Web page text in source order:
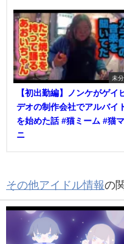
未
【初出勤編】ノンケがゲイ
デオの制作会社でアルバイ
を始めた話 #猫ミーム #猫マ
ニ
その他アイドル情報の